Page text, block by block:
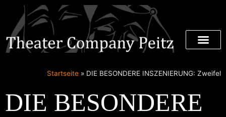
Startseite » DIE BESONDERE INSZENIERUNG: Zweifel
DIE BESONDERE